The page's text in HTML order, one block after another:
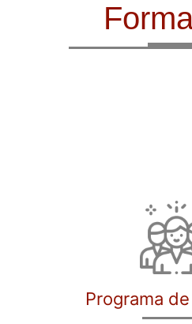
Programa